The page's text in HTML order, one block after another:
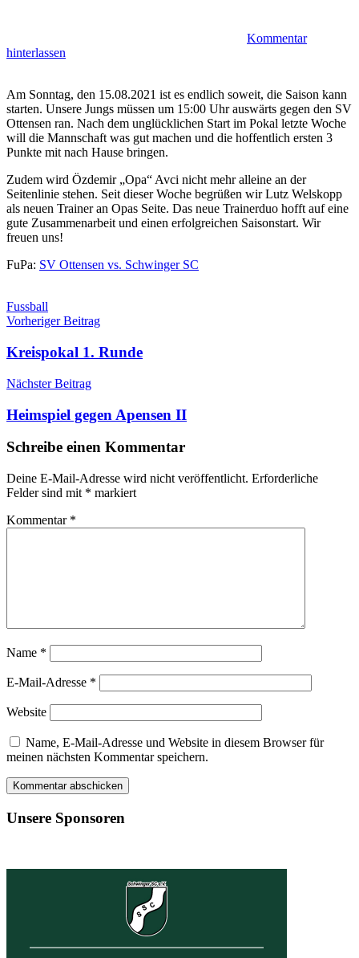
Kommentar
hinterlassen
Am Sonntag, den 15.08.2021 ist es endlich soweit, die Saison kann
starten. Unsere Jungs müssen um 15:00 Uhr auswärts gegen den SV
Ottensen ran. Nach dem unglücklichen Start im Pokal letzte Woche
will die Mannschaft was gut machen und die hoffentlich ersten 3
Punkte mit nach Hause bringen.
Zudem wird Özdemir „Opa“ Avci nicht mehr alleine an der
Seitenlinie stehen. Seit dieser Woche begrüßen wir Lutz Welskopp
als neuen Trainer an Opas Seite. Das neue Trainerduo hofft auf eine
gute Zusammenarbeit und einen erfolgreichen Saisonstart. Wir
freuen uns!
FuPa: SV Ottensen vs. Schwinger SC
Fussball
Beitragsnavigation
Vorheriger Beitrag
Kreispokal 1. Runde
Nächster Beitrag
Heimspiel gegen Apensen II
Schreibe einen Kommentar
Deine E-Mail-Adresse wird nicht veröffentlicht. Erforderliche
Felder sind mit * markiert
Kommentar *
Name *
E-Mail-Adresse *
Website
Name, E-Mail-Adresse und Website in diesem Browser für
meinen nächsten Kommentar speichern.
Unsere Sponsoren